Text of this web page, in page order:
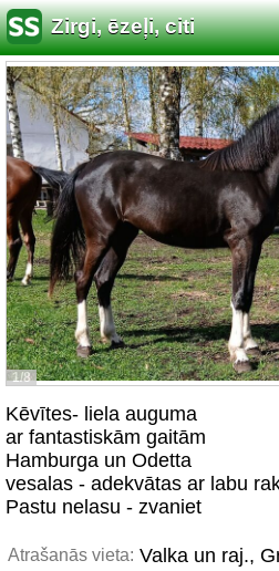
Zirgi, ēzeļi, citi
1/8
Kēvītes- liela auguma
ar fantastiskām gaitām
Hamburga un Odetta
vesalas - adekvātas ar labu
Pastu nelasu - zvaniet
Atrašanās vieta: Valka un raj.,